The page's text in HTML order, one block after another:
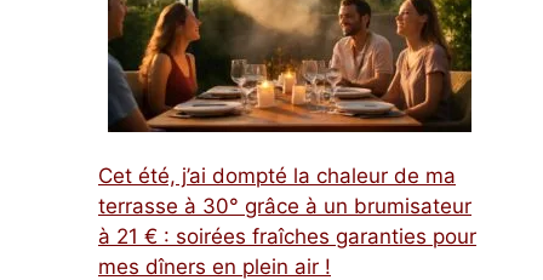
Cet été, j’ai dompté la chaleur de ma
terrasse à 30° grâce à un brumisateur
à 21 € : soirées fraîches garanties pour
mes dîners en plein air !